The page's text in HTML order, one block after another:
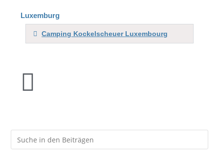
Luxemburg
Camping Kockelscheuer Luxembourg